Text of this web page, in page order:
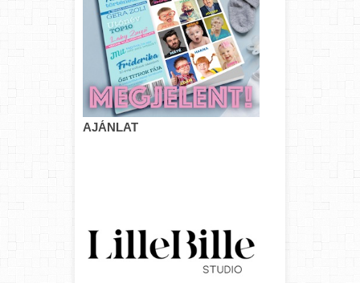
AJÁNLAT